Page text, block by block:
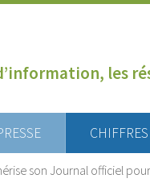
les
son Journal officiel